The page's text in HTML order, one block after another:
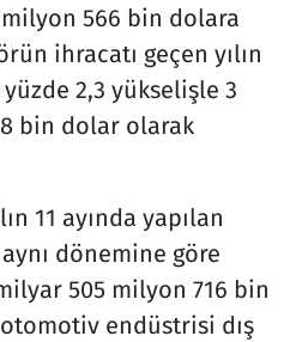
milyon 566 bin dolara
ihracatı geçen yılın
2,3 yükselişle 3
bin dolar olarak
11 ayında yapılan
dönemine göre
505 milyon 716 bin
endüstrisi dış